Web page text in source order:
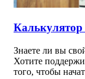
Калькулятор
Знаете ли вы
Хотите
того, чтобы